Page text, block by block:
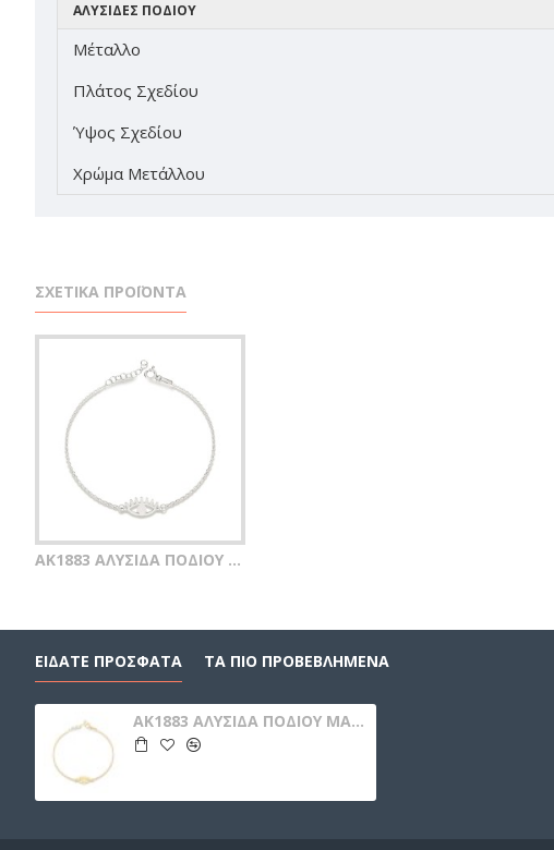
ΑΛΥΣΙΔΕΣ ΠΟΔΙΟΥ
Μέταλλο
Πλάτος Σχεδίου
Ύψος Σχεδίου
Χρώμα Μετάλλου
ΣΧΕΤΙΚΑ ΠΡΟΪΟΝΤΑ
AK1883 ΑΛΥΣΙΔΑ ΠΟΔΙΟΥ ΜΑΤΙ SILVER 925
ΕΙΔΑΤΕ ΠΡΟΣΦΑΤΑ ΤΑ ΠΙΟ ΠΡΟΒΕΒΛΗΜΕΝΑ
AK1883 ΑΛΥΣΙΔΑ ΠΟΔΙΟΥ ΜΑΤΙ GOLD PL 925